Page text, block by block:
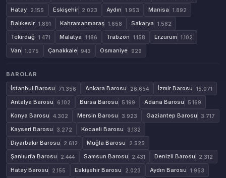
Hatay 2.155 Eskişehir 2.023 Aydın 1.953 Manisa 1.892
Balıkesir 1.891 Kahramanmaraş 1.658 Sakarya 1.582
Tekirdağ 1.471 Malatya 1.186 Trabzon 1.158 Erzurum 1.102
Van 1.075 Çanakkale 943 Osmaniye 929
BAROLAR
İstanbul Barosu
71.356 Ankara Barosu 26.654 İzmir Barosu 15.071
Antalya Barosu 6.102 Bursa Barosu 5.199 Adana Barosu 5.169
Konya Barosu 4.302 Mersin Barosu 3.923 Gaziantep Barosu 3.717
Kayseri Barosu 3.272 Kocaeli Barosu 3.132
Diyarbakır Barosu 2.612 Muğla Barosu 2.525
Şanlıurfa Barosu 2.444 Samsun Barosu 2.431 Denizli Barosu 2.312
Hatay Barosu 2.155 Eskişehir Barosu 2.023 Aydın Barosu 1.953